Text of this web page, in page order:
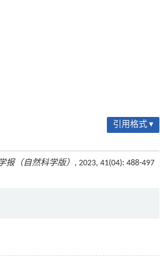
引用格式 ▾
报（自然科学版） , 2023, 41(04): 488-497